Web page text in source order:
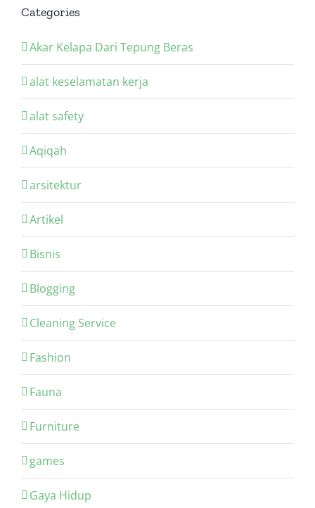
Categories
Akar Kelapa Dari Tepung Beras
alat keselamatan kerja
alat safety
Aqiqah
arsitektur
Artikel
Bisnis
Blogging
Cleaning Service
Fashion
Fauna
Furniture
games
Gaya Hidup